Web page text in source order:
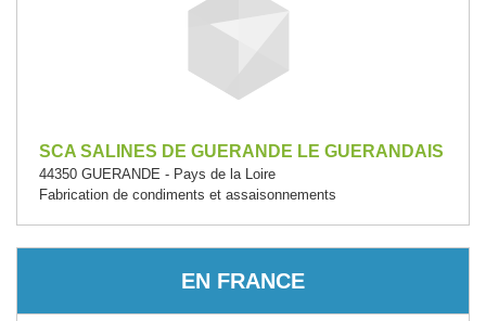
SCA SALINES DE GUERANDE LE GUERANDAIS
44350 GUERANDE - Pays de la Loire
Fabrication de condiments et assaisonnements
EN FRANCE